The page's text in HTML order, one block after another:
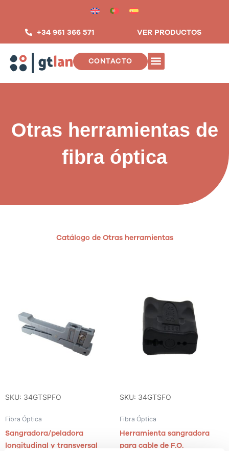
contenido
+34 961 366 571 VER PRODUCTOS
CONTACTO
Otras herramientas de
fibra óptica
Catálogo de Otras herramientas
SKU: 34GTSPFO
Fibra Óptica
Sangradora/peladora
longitudinal y transversal
SKU: 34GTSFO
Fibra Óptica
Herramienta sangradora
para cable de F.O.